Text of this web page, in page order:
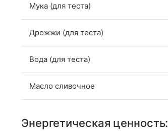
Мука (для теста)
Дрожжи (для теста)
Вода (для теста)
Масло сливочное
Энергетическая ценность: